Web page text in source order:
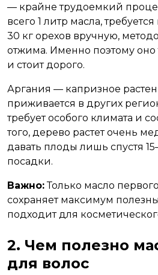
— крайне трудоемкий
всего 1 литр масла,
30 кг орехов вручную,
отжима. Именно поэтому оно
и стоит дорого.
Аргания — капризное
приживается в других
требует особого климата и
того, дерево растет очень
давать плоды лишь спустя
посадки.
Важно:Только масло
сохраняет максимум
подходит для
2. Чем полезно
для волос